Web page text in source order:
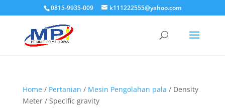
0815-9935-009 k111222555@yahoo.com
Home/ Pertanian / Mesin Pengolahan pala / Density
Meter / Specific gravity